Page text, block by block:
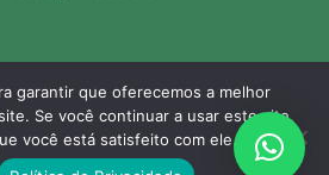
Técnica Lofra | Central de
9116- WhatsApp: 11 99331-2476
garantir que oferecemos a melhor
Se você continuar a usar este site,
você está satisfeito com ele.